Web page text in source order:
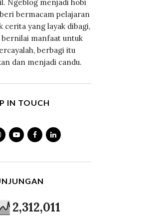
Ngeblog menjadi hobi
bermacam pelajaran
cerita yang layak dibagi,
manfaat untuk
berbagi itu
dan menjadi candu.
IN TOUCH
2,312,011